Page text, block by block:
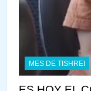
MES DE TISHREI